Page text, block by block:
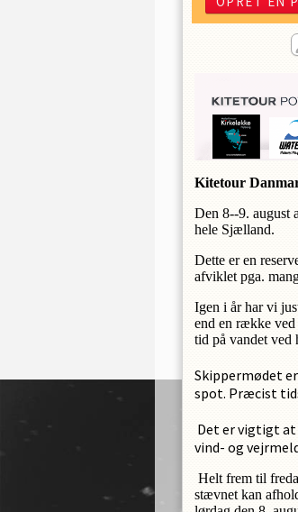
Kitetour
Den 8--9. august
hele Sjælland.
Dette er en
afviklet pga.
Igen i år har vi
end en række
tid på vandet ved
Skippermødet
spot. Præcist
Det er vigtigt
vind- og
Helt frem til
stævnet kan